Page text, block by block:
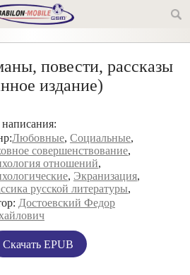
повести, рассказы
издание)
Любовные, Социальные,
совершенствование,
отношений,
, Экранизация,
русской литературы,
Достоевский Федор
Скачать EPUB